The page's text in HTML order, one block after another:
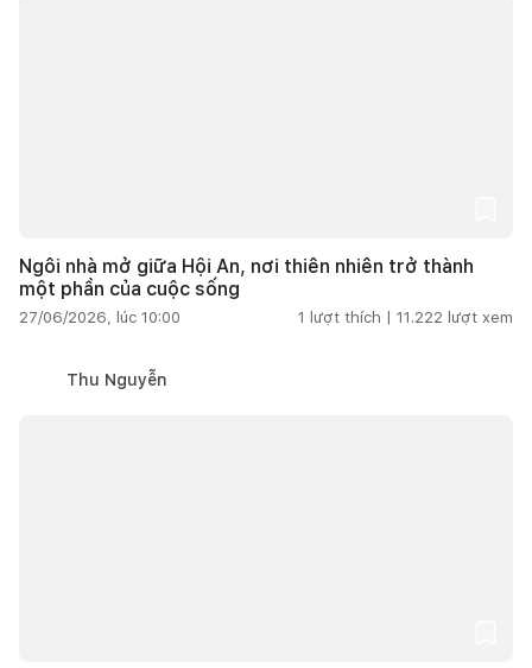
Ngôi nhà mở giữa Hội An, nơi thiên nhiên trở thành
một phần của cuộc sống
27/06/2026, lúc 10:00 1 lượt thích | 11.222 lượt xem
Thu Nguyễn